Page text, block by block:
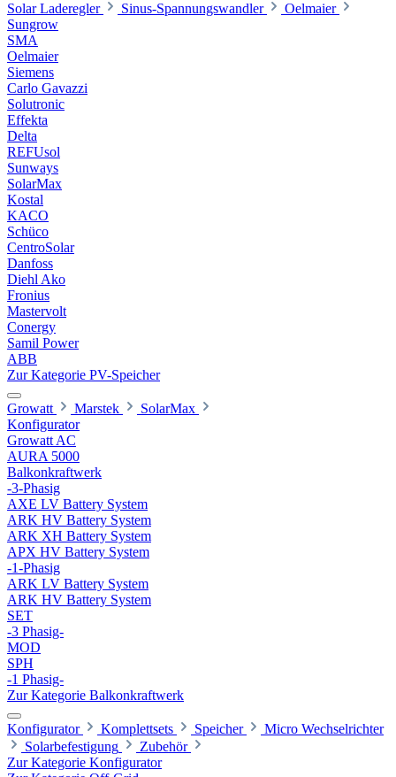
Solar Laderegler
Sinus-Spannungswandler
Oelmaier
Sungrow
SMA
Oelmaier
Siemens
Carlo Gavazzi
Solutronic
Effekta
Delta
REFUsol
Sunways
SolarMax
Kostal
KACO
Schüco
CentroSolar
Danfoss
Diehl Ako
Fronius
Mastervolt
Conergy
Samil Power
ABB
Zur Kategorie PV-Speicher
Growatt Marstek
SolarMax
Konfigurator
Growatt AC
AURA 5000
Balkonkraftwerk
-3-Phasig
AXE LV Battery System
ARK HV Battery System
ARK XH Battery System
APX HV Battery System
-1-Phasig
ARK LV Battery System
ARK HV Battery System
SET
-3 Phasig-
MOD
SPH
-1 Phasig-
Zur Kategorie Balkonkraftwerk
Konfigurator Komplettsets Speicher
Micro Wechselrichter
Solarbefestigung
Zubehör
Zur Kategorie Konfigurator